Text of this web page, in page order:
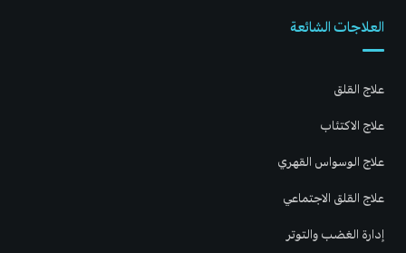
العلاجات الشائعة
علاج القلق
علاج الاكتئاب
علاج الوسواس القهري
علاج القلق الاجتماعي
إدارة الغضب والتوتر